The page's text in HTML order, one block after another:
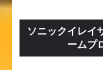
ソニックイレイ
ームプ